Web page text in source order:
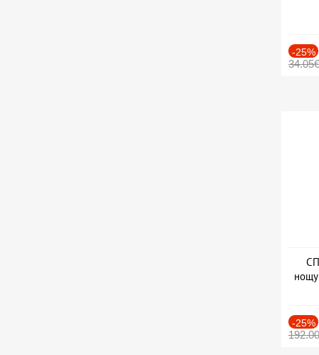
-25%
34.05€
-25%